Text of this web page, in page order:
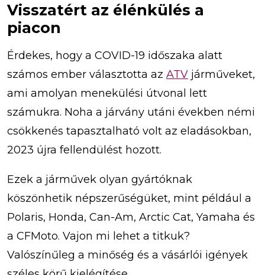
Visszatért az élénkülés a
piacon
Érdekes, hogy a COVID-19 időszaka alatt
számos ember választotta az ATV járműveket,
ami amolyan menekülési útvonal lett
számukra. Noha a járvány utáni években némi
csökkenés tapasztalható volt az eladásokban,
2023 újra fellendülést hozott.
Ezek a járművek olyan gyártóknak
köszönhetik népszerűségüket, mint például a
Polaris, Honda, Can-Am, Arctic Cat, Yamaha és
a CFMoto. Vajon mi lehet a titkuk?
Valószínűleg a minőség és a vásárlói igények